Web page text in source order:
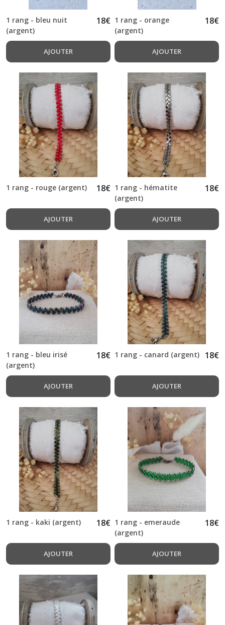
1 rang - bleu nuit
(argent)
18€
AJOUTER
1 rang - orange
(argent)
18€
AJOUTER
1 rang - rouge (argent) 18€
AJOUTER
1 rang - hématite
(argent)
18€
AJOUTER
1 rang - bleu irisé
(argent)
18€
AJOUTER
1 rang - canard (argent) 18€
AJOUTER
1 rang - kaki (argent) 18€
AJOUTER
1 rang - emeraude
(argent)
18€
AJOUTER